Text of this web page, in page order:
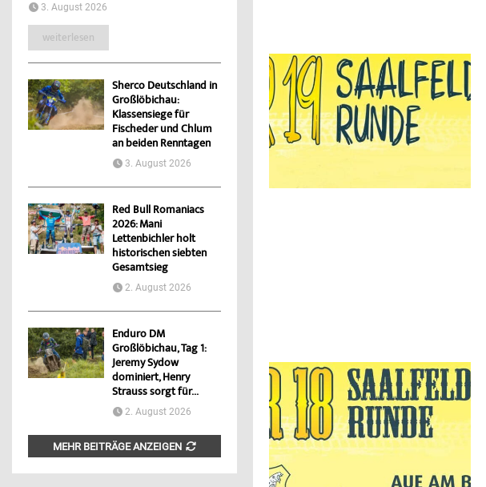
3. August 2026
weiterlesen
Sherco Deutschland in
Großlöbichau:
Klassensiege für
Fischeder und Chlum
an beiden Renntagen
3. August 2026
Red Bull Romaniacs
2026: Mani
Lettenbichler holt
historischen siebten
Gesamtsieg
2. August 2026
Enduro DM
Großlöbichau, Tag 1:
Jeremy Sydow
dominiert, Henry
Strauss sorgt für...
2. August 2026
MEHR BEITRÄGE ANZEIGEN